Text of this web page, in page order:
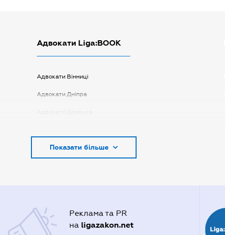
Адвокати Liga:BOOK
Адвокати Вінниці
Адвокати Дніпра
Адвокати Києва
Адвокати Полтави
Показати більше
Реклама та PR
на ligazakon.net